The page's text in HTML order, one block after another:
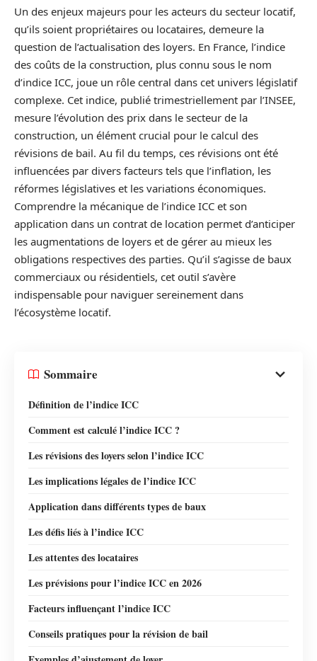
Un des enjeux majeurs pour les acteurs du secteur locatif,
qu’ils soient propriétaires ou locataires, demeure la
question de l’actualisation des loyers. En France, l’indice
des coûts de la construction, plus connu sous le nom
d’indice ICC, joue un rôle central dans cet univers législatif
complexe. Cet indice, publié trimestriellement par l’INSEE,
mesure l’évolution des prix dans le secteur de la
construction, un élément crucial pour le calcul des
révisions de bail. Au fil du temps, ces révisions ont été
influencées par divers facteurs tels que l’inflation, les
réformes législatives et les variations économiques.
Comprendre la mécanique de l’indice ICC et son
application dans un contrat de location permet d’anticiper
les augmentations de loyers et de gérer au mieux les
obligations respectives des parties. Qu’il s’agisse de baux
commerciaux ou résidentiels, cet outil s’avère
indispensable pour naviguer sereinement dans
l’écosystème locatif.
Sommaire
Définition de l’indice ICC
Comment est calculé l’indice ICC ?
Les révisions des loyers selon l’indice ICC
Les implications légales de l’indice ICC
Application dans différents types de baux
Les défis liés à l’indice ICC
Les attentes des locataires
Les prévisions pour l’indice ICC en 2026
Facteurs influençant l’indice ICC
Conseils pratiques pour la révision de bail